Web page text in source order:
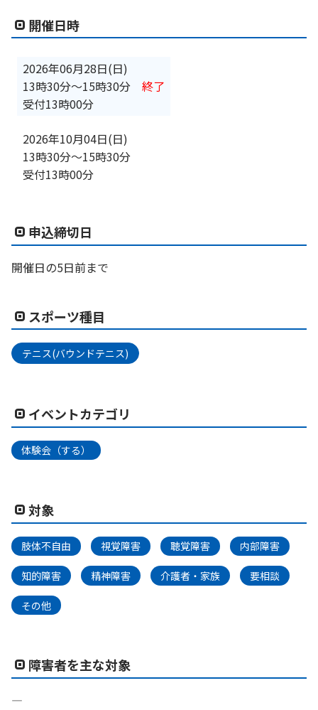
開催日時
2026年06月28日(日)
13時30分〜15時30分
受付13時00分
終了
2026年10月04日(日)
13時30分〜15時30分
受付13時00分
申込締切日
開催日の5日前まで
スポーツ種目
テニス(バウンドテニス)
イベントカテゴリ
体験会（する）
対象
肢体不自由 視覚障害 聴覚障害 内部障害
知的障害 精神障害 介護者・家族 要相談
その他
障害者を主な対象
―